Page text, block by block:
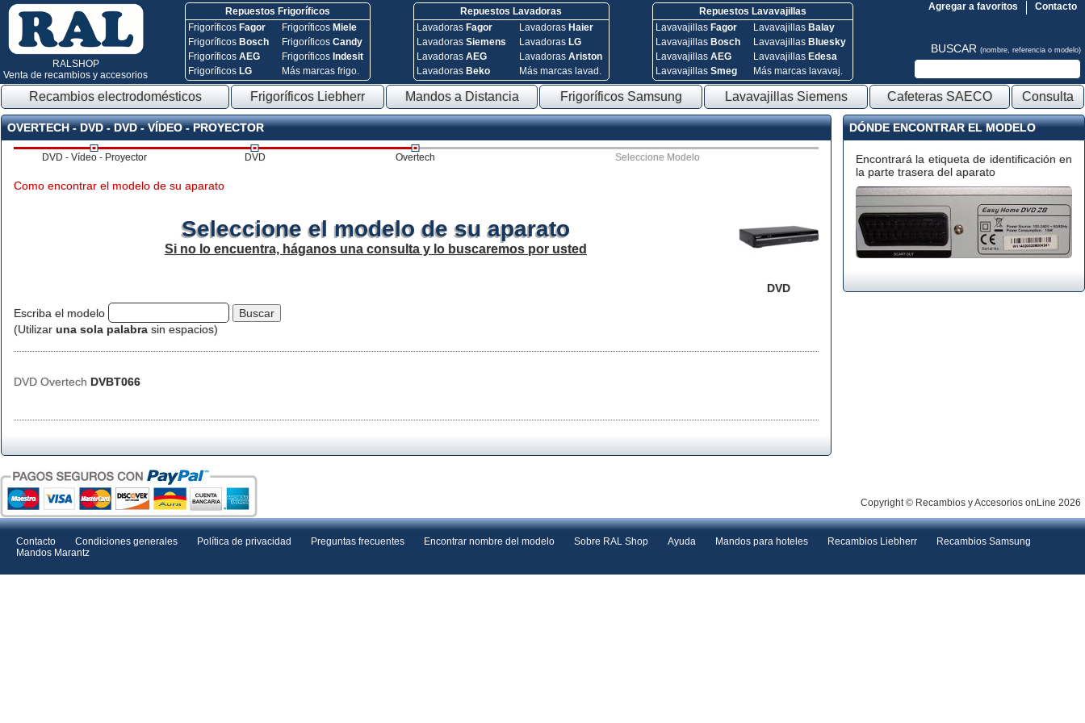
RALSHOP
Venta de recambios y accesorios
Repuestos Frigoríficos
Frigoríficos Fagor
Frigoríficos Bosch
FrigoríficosAEG
Frigoríficos LG
Frigoríficos Miele
FrigoríficosCandy
Frigoríficos Indesit
Más marcas frigo.
Repuestos Lavadoras
Lavadoras Fagor
Lavadoras Siemens
Lavadoras AEG
Lavadoras Beko
Lavadoras Haier
Lavadoras LG
Lavadoras Ariston
Más marcas lavad.
Repuestos Lavavajillas
Lavavajillas Fagor
Lavavajillas Bosch
Lavavajillas AEG
Lavavajillas Smeg
Lavavajillas Balay
Lavavajillas Bluesky
Lavavajillas Edesa
Más marcas lavavaj.
Contacto
Agregar a favoritos
BUSCAR (nombre, referencia o modelo)
Recambios electrodomésticos Frigoríficos Liebherr Mandos a Distancia Frigoríficos Samsung Lavavajillas Siemens Cafeteras SAECO Consulta
OVERTECH - DVD - DVD - VÍDEO - PROYECTOR
DVD - Vídeo - Proyector DVD Overtech Seleccione Modelo
DVD
Como encontrar el modelo de su aparato
Seleccione el modelo de su aparato
Si no lo encuentra, háganos una consulta y lo buscaremos por usted
Escriba el modelo
(Utilizar una sola palabra sin espacios)
DVD Overtech DVBT066
DÓNDE ENCONTRAR EL MODELO
Encontrará la etiqueta de identificación en
la parte trasera del aparato
Copyright © Recambios y Accesorios onLine 2026
Contacto Condiciones generales Política de privacidad Preguntas frecuentes Encontrar nombre del modelo Sobre RAL Shop Ayuda Mandos para hoteles Recambios Liebherr
Recambios Samsung
Mandos Marantz